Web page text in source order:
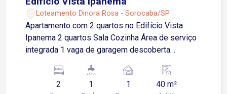
Loteamento Dinora Rosa - Sorocaba/SP
Apartamento com 2 quartos no Edifício Vista
Ipanema 2 quartos Sala Cozinha Área de serviço
integrada 1 vaga de garagem descoberta
de areia Portaria 24 horas Segurança e
comodidade para toda a família Apenas 400
2 1 1 40 m²